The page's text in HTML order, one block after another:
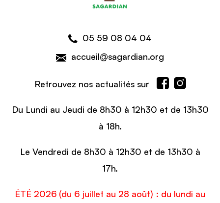
05 59 08 04 04
accueil@sagardian.org
Retrouvez nos actualités sur
Du Lundi au Jeudi de 8h30 à 12h30 et de 13h30
à 18h.
Le Vendredi de 8h30 à 12h30 et de 13h30 à
17h.
ÉTÉ 2026 (du 6 juillet au 28 août) : du lundi au